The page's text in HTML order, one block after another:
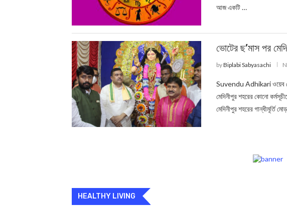
আজ একটি …
ভোটের ছ’মাস পর
byBiplabi Sabyasachi
Suvendu Adhikari ওয়েব
মেদিনীপুর শহরের কোনো
মেদিনীপুর শহরের গান্ধীমূর্তি
HEALTHY LIVING